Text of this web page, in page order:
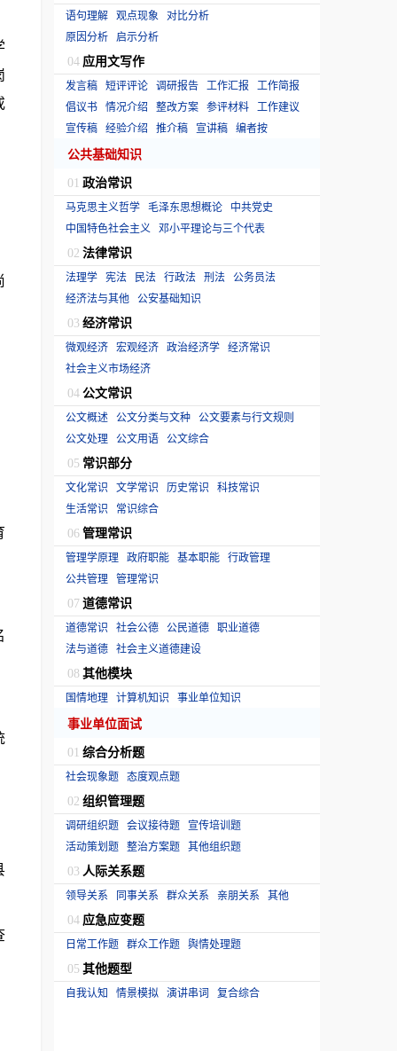
语句理解 观点现象 对比分析
原因分析 启示分析
04 应用文写作
发言稿 短评评论 调研报告 工作汇报
工作简报
倡议书 情况介绍 整改方案 参评材料 工作建议
宣传稿 经验介绍 推介稿 宣讲稿 编者按
公共基础知识
01 政治常识
马克思主义哲学 毛泽东思想概论 中共党史
中国特色社会主义 邓小平理论与三个代表
02 法律常识
法理学 宪法 民法 行政法 刑法 公务员法
经济法与其他 公安基础知识
03 经济常识
微观经济 宏观经济 政治经济学 经济常识
社会主义市场经济
04 公文常识
公文概述 公文分类与文种 公文要素与行文规则
公文处理 公文用语 公文综合
05 常识部分
文化常识 文学常识 历史常识 科技常识
生活常识
常识综合
06 管理常识
管理学原理 政府职能 基本职能 行政管理
公共管理 管理常识
07 道德常识
道德常识 社会公德 公民道德 职业道德
法与道德 社会主义道德建设
08 其他模块
国情地理 计算机知识 事业单位知识
事业单位面试
01 综合分析题
社会现象题 态度观点题
02 组织管理题
调研组织题 会议接待题 宣传培训题
活动策划题 整治方案题 其他组织题
03 人际关系题
领导关系 同事关系 群众关系 亲朋关系 其他
04 应急应变题
日常工作题 群众工作题 舆情处理题
05 其他题型
自我认知 情景模拟 演讲串词 复合综合